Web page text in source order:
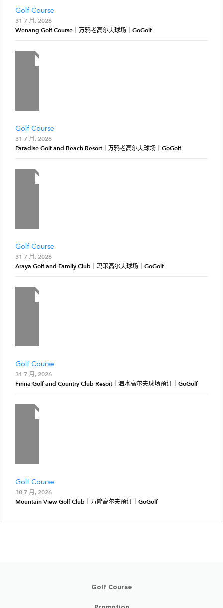
Golf Course
31 7 月, 2026
Wenang Golf Course｜万鸦老高尔夫球场｜GoGolf
Golf Course
31 7 月, 2026
Paradise Golf and Beach Resort｜万鸦老高尔夫球场｜GoGolf
Golf Course
31 7 月, 2026
Araya Golf and Family Club｜玛琅高尔夫球场｜GoGolf
Golf Course
31 7 月, 2026
Finna Golf and Country Club Resort｜泗水高尔夫球场预订｜GoGolf
Golf Course
30 7 月, 2026
Mountain View Golf Club｜万隆高尔夫预订｜GoGolf
Golf Course